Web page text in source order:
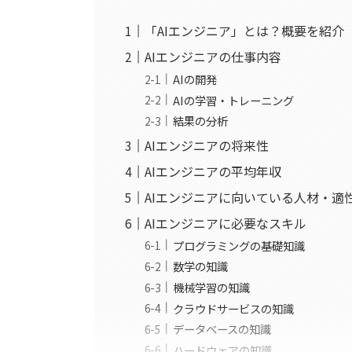
「AIエンジニア」とは？概要を紹介
AIエンジニアの仕事内容
AIの開発
AIの学習・トレーニング
結果の分析
AIエンジニアの将来性
AIエンジニアの平均年収
AIエンジニアに向いている人材・適
AIエンジニアに必要なスキル
プログラミングの基礎知識
数学の知識
機械学習の知識
クラウドサービスの知識
データベースの知識